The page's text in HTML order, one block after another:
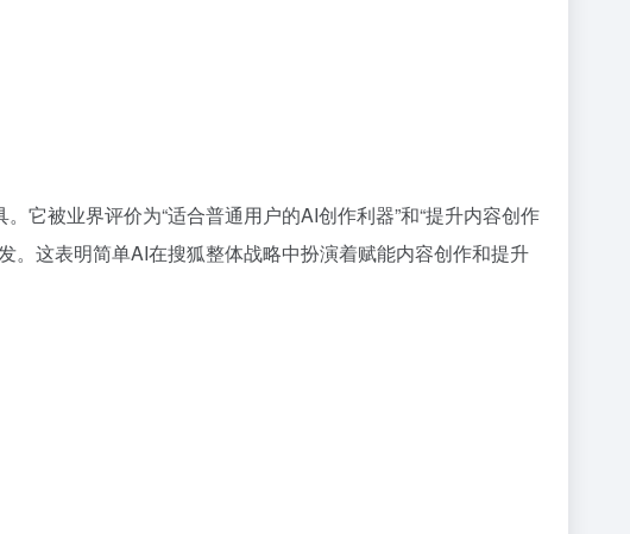
它被业界评价为“适合普通用户的AI创作利器”和“提升内容创作
。这表明简单AI在搜狐整体战略中扮演着赋能内容创作和提升